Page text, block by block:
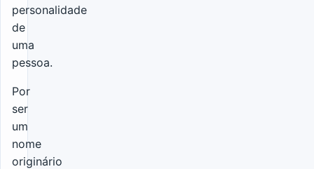
personalidade
de
uma
pessoa.
Por
ser
um
nome
originário